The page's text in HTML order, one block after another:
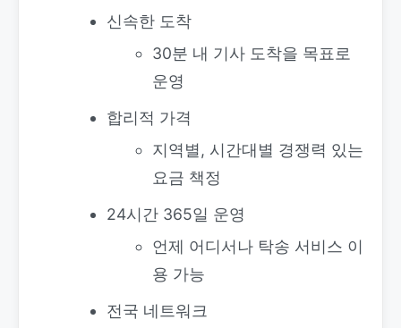
신속한 도착
30분 내 기사 도착을 목표로
운영
합리적 가격
지역별, 시간대별 경쟁력 있는
요금 책정
24시간 365일 운영
언제 어디서나 탁송 서비스 이
용 가능
전국 네트워크